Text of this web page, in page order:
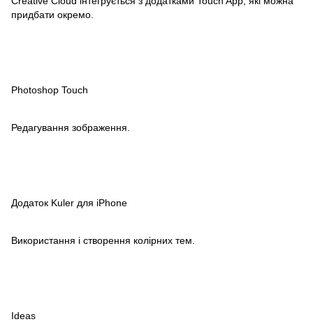
придбати окремо.
Photoshop Touch
Редагування зображення.
Додаток Kuler для iPhone
Використання і створення колірних тем.
Ideas